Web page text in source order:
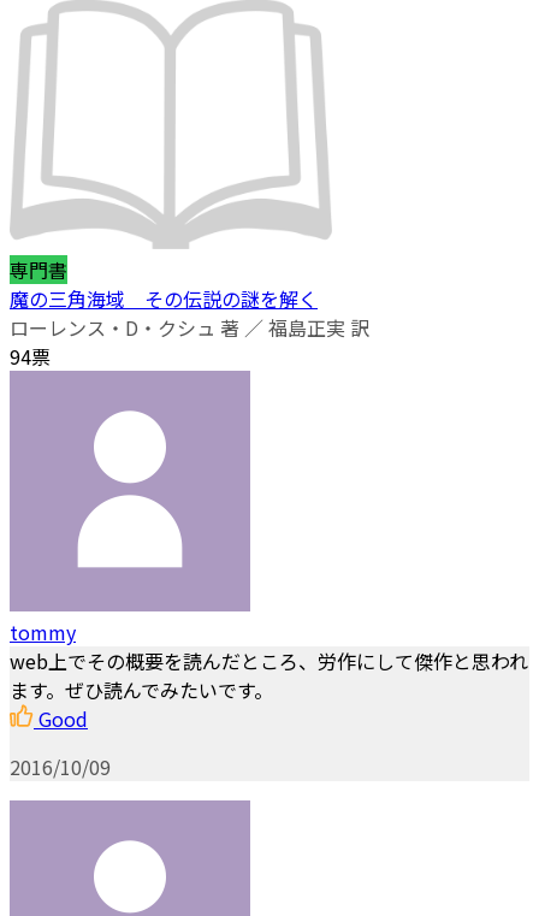
専門書
魔の三角海域 その伝説の謎を解く
ローレンス・D・クシュ 著 ／ 福島正実 訳
94票
tommy
web上でその概要を読んだところ、労作にして傑作と思われ
ます。ぜひ読んでみたいです。
Good
2016/10/09